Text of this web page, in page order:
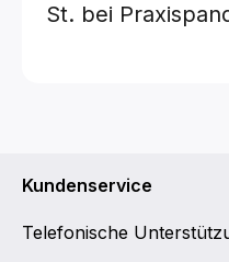
St. bei
Kundenservice
Telefonische